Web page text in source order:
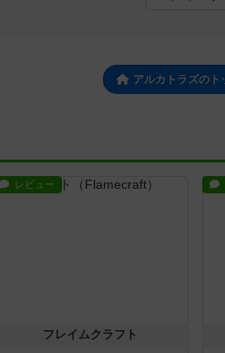
アルカトラズのト
レビュー
フレイムクラフト